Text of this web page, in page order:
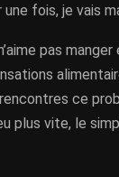
fois, je vais
pas manger
ce
plus vite, le